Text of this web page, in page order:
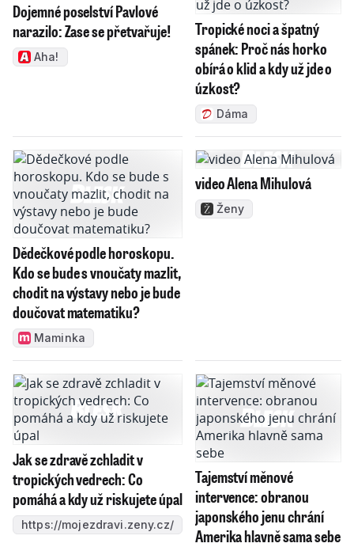
Dojemné poselství Pavlové
narazilo: Zase se přetvařuje!
Aha!
Tropické noci a špatný
spánek: Proč nás horko
obírá o klid a kdy už jde o
úzkost?
Dáma
Dědečkové podle horoskopu.
Kdo se bude s vnoučaty mazlit,
chodit na výstavy nebo je bude
doučovat matematiku?
Maminka
video Alena Mihulová
Ženy
Jak se zdravě zchladit v
tropických vedrech: Co
pomáhá a kdy už riskujete úpal
https://mojezdravi.zeny.cz/
Tajemství měnové
intervence: obranou
japonského jenu chrání
Amerika hlavně sama sebe